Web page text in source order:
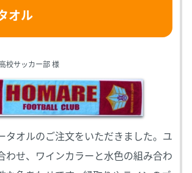
オル
校サッカー部 様
タオルのご注文をいただきました。ユ
わせ、ワインカラーと水色の組み合わ